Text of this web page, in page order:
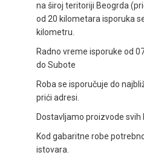
na široj teritoriji Beogrda
od 20 kilometara isporuka
kilometru.
Radno vreme isporuke od
do Subote
Roba se isporučuje do
prići adresi.
Dostavljamo proizvode svih
Kod gabaritne robe
istovara.